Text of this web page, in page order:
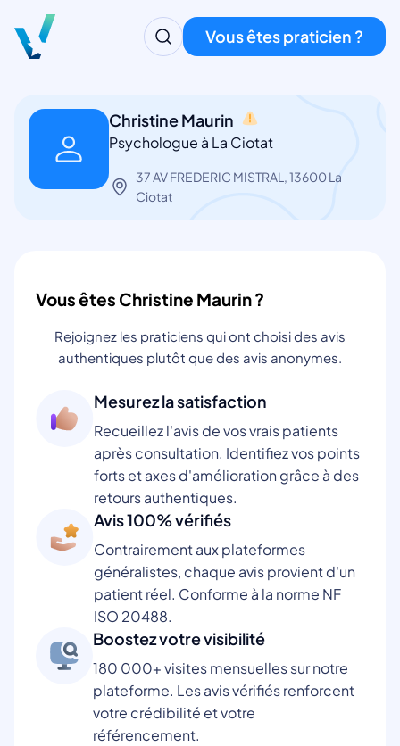
Vous êtes praticien ?
Christine Maurin
Psychologue à La Ciotat
37 AV FREDERIC MISTRAL, 13600 La
Ciotat
Vous êtes Christine Maurin ?
Rejoignez les praticiens qui ont choisi des avis
authentiques plutôt que des avis anonymes.
Mesurez la satisfaction
Recueillez l'avis de vos vrais patients
après consultation. Identifiez vos points
forts et axes d'amélioration grâce à des
retours authentiques.
Avis 100% vérifiés
Contrairement aux plateformes
généralistes, chaque avis provient d'un
patient réel. Conforme à la norme NF
ISO 20488.
Boostez votre visibilité
180 000+ visites mensuelles sur notre
plateforme. Les avis vérifiés renforcent
votre crédibilité et votre
référencement.